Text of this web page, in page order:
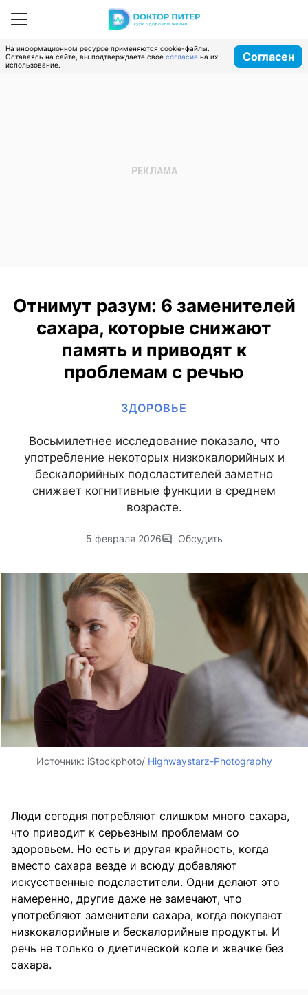
На информационном ресурсе применяются cookie-файлы.
Оставаясь на сайте, вы подтверждаете свое согласие на их
использование.
Согласен
Отнимут разум: 6 заменителей
сахара, которые снижают
память и приводят к
проблемам с речью
ЗДОРОВЬЕ
Восьмилетнее исследование показало, что
употребление некоторых низкокалорийных и
бескалорийных подсластителей заметно
снижает когнитивные функции в среднем
возрасте.
5 февраля 2026 Обсудить
Источник: iStockphoto/ Highwaystarz-Photography
Люди сегодня потребляют слишком много сахара,
что приводит к серьезным проблемам со
здоровьем. Но есть и другая крайность, когда
вместо сахара везде и всюду добавляют
искусственные подсластители. Одни делают это
намеренно, другие даже не замечают, что
употребляют заменители сахара, когда покупают
низкокалорийные и бескалорийные продукты. И
речь не только о диетической коле и жвачке без
сахара.